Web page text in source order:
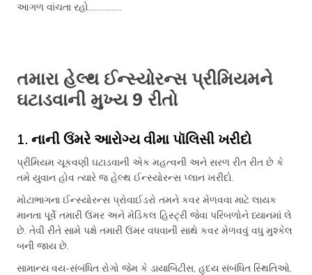
આગળ વાંચતા રહો................
તમારા હેલ્થ ઈન્સ્યોરન્સ પ્રીમિયમને
ઘટાડવાની મુખ્ય 9 રીતો
1. નાની ઉંમરે આરોગ્ય વીમા પૉલિસી ખરીદો
પ્રીમિયમ ચૂકવણી ઘટાડવાની એક મહત્વની અને સરળ રીત રીત છે કે
તમે યુવાન હોવ ત્યારે જ હેલ્થ ઈન્સ્યોરન્સ પ્લાન ખરીદો.
મોટાભાગના ઈન્સ્યોરન્સ પ્રોવાઈડરો તમને કવર મેળવવા માટે લાયક
માનતા પૂર્વે તમારી ઉંમર અને મેડિકલ હિસ્ટ્રી જેવા પરિબળોને ધ્યાનમાં લે
છે. તેવી રીતે સામે પક્ષે તમારી ઉંમર વધવાની સાથે કવર મેળવવું વધુ મુશ્કેલ
બની જાય છે.
સામાન્ય વય-સંબંધિત રોગો જેમ કે ડાયાબિટીસ, હૃદય સંબંધિત સ્થિતિઓ,